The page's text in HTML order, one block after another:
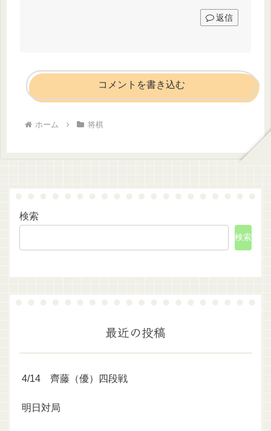
返信
コメントを書き込む
ホーム 将棋
検索
検索
最近の投稿
4/14 齊藤（優）四段戦
明日対局